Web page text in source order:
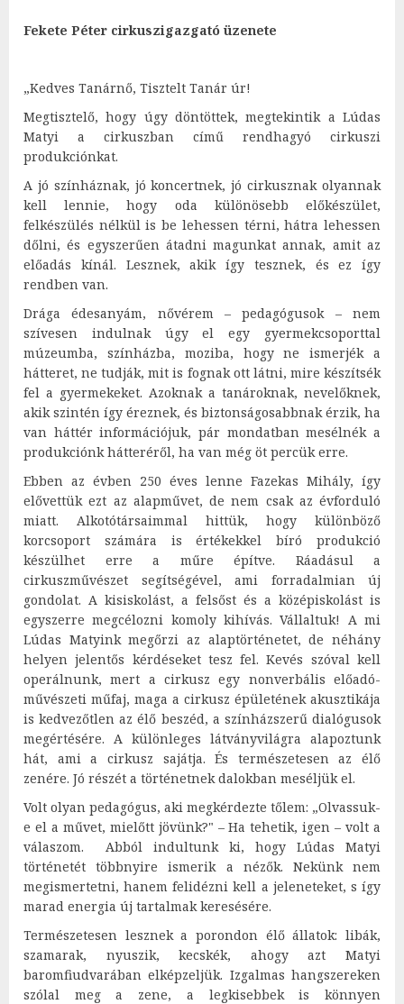
Fekete Péter cirkuszigazgató üzenete
„Kedves Tanárnő, Tisztelt Tanár úr!
Megtisztelő, hogy úgy döntöttek, megtekintik a Lúdas
Matyi a cirkuszban című rendhagyó cirkuszi
produkciónkat.
A jó színháznak, jó koncertnek, jó cirkusznak olyannak
kell lennie, hogy oda különösebb előkészület,
felkészülés nélkül is be lehessen térni, hátra lehessen
dőlni, és egyszerűen átadni magunkat annak, amit az
előadás kínál. Lesznek, akik így tesznek, és ez így
rendben van.
Drága édesanyám, nővérem – pedagógusok – nem
szívesen indulnak úgy el egy gyermekcsoporttal
múzeumba, színházba, moziba, hogy ne ismerjék a
hátteret, ne tudják, mit is fognak ott látni, mire készítsék
fel a gyermekeket. Azoknak a tanároknak, nevelőknek,
akik szintén így éreznek, és biztonságosabbnak érzik, ha
van háttér információjuk, pár mondatban mesélnék a
produkciónk hátteréről, ha van még öt percük erre.
Ebben az évben 250 éves lenne Fazekas Mihály, így
elővettük ezt az alapművet, de nem csak az évforduló
miatt. Alkotótársaimmal hittük, hogy különböző
korcsoport számára is értékekkel bíró produkció
készülhet erre a műre építve. Ráadásul a
cirkuszművészet segítségével, ami forradalmian új
gondolat. A kisiskolást, a felsőst és a középiskolást is
egyszerre megcélozni komoly kihívás. Vállaltuk! A mi
Lúdas Matyink megőrzi az alaptörténetet, de néhány
helyen jelentős kérdéseket tesz fel. Kevés szóval kell
operálnunk, mert a cirkusz egy nonverbális előadó-
művészeti műfaj, maga a cirkusz épületének akusztikája
is kedvezőtlen az élő beszéd, a színházszerű dialógusok
megértésére. A különleges látványvilágra alapoztunk
hát, ami a cirkusz sajátja. És természetesen az élő
zenére. Jó részét a történetnek dalokban meséljük el.
Volt olyan pedagógus, aki megkérdezte tőlem: „Olvassuk-
e el a művet, mielőtt jövünk?" – Ha tehetik, igen – volt a
válaszom. Abból indultunk ki, hogy Lúdas Matyi
történetét többnyire ismerik a nézők. Nekünk nem
megismertetni, hanem felidézni kell a jeleneteket, s így
marad energia új tartalmak keresésére.
Természetesen lesznek a porondon élő állatok: libák,
szamarak, nyuszik, kecskék, ahogy azt Matyi
baromfiudvarában elképzeljük. Izgalmas hangszereken
szólal meg a zene, a legkisebbek is könnyen